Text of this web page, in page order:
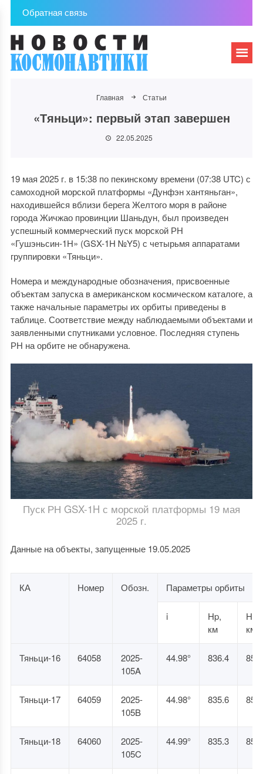
Обратная связь
Главная Статьи
«Тяньци»: первый этап завершен
22.05.2025
19 мая 2025 г. в 15:38 по пекинскому времени (07:38 UTC) с
самоходной морской платформы «Дунфэн хантяньган»,
находившейся вблизи берега Желтого моря в районе
города Жичжао провинции Шаньдун, был произведен
успешный коммерческий пуск морской РН
«Гушэньсин-1H» (GSX-1H №Y5) с четырьмя аппаратами
группировки «Тяньци».
Номера и международные обозначения, присвоенные
объектам запуска в американском космическом каталоге, а
также начальные параметры их орбиты приведены в
таблице. Соответствие между наблюдаемыми объектами и
заявленными спутниками условное. Последняя ступень
РН на орбите не обнаружена.
Пуск РН GSX-1H с морской платформы 19 мая
2025 г.
Данные на объекты, запущенные 19.05.2025
КА Номер Обозн. Параметры орбиты
i
Hp,
км
Ha,
км
Тяньци-16 64058
2025-
105A
44.98° 836.4
Тяньци-17 64059
2025-
105B
44.98° 835.6
Тяньци-18 64060
2025-
105C
44.99° 835.3